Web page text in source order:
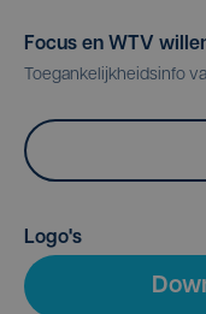
Focus en WTV
Toegankelijkheidsinfo
Logo's